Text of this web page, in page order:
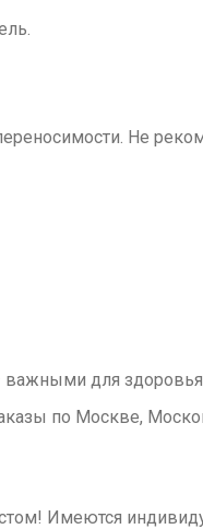
Не
важными для
по Москве,
Имеются